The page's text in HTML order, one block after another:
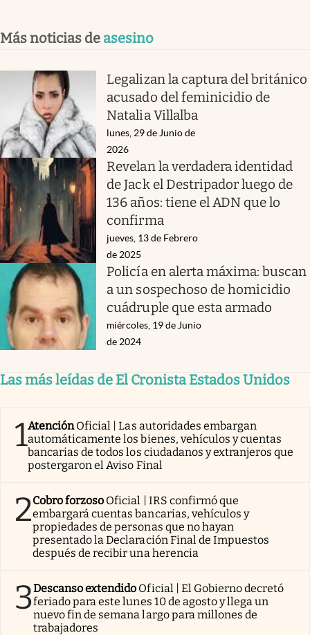
Más noticias de asesino
Legalizan la captura del británico
acusado del feminicidio de
Natalia Villalba
lunes, 29 de Junio de
2026
Revelan la verdadera identidad
de Jack el Destripador luego de
136 años: tiene el ADN que lo
confirma
jueves, 13 de Febrero
de 2025
Policía en alerta máxima: buscan
a un sospechoso de homicidio
cuádruple que esta armado
miércoles, 19 de Junio
de 2024
Las más leídas de El Cronista Estados Unidos
1AtenciónOficial | Las autoridades embargan
automáticamente los bienes, vehículos y cuentas
bancarias de todos los ciudadanos y extranjeros que
postergaron el Aviso Final
2Cobro forzoso Oficial | IRS confirmó que
embargará cuentas bancarias, vehículos y
propiedades de personas que no hayan
presentado la Declaración Final de Impuestos
después de recibir una herencia
3Descanso extendido Oficial | El Gobierno decretó
feriado para este lunes 10 de agosto y llega un
nuevo fin de semana largo para millones de
trabajadores